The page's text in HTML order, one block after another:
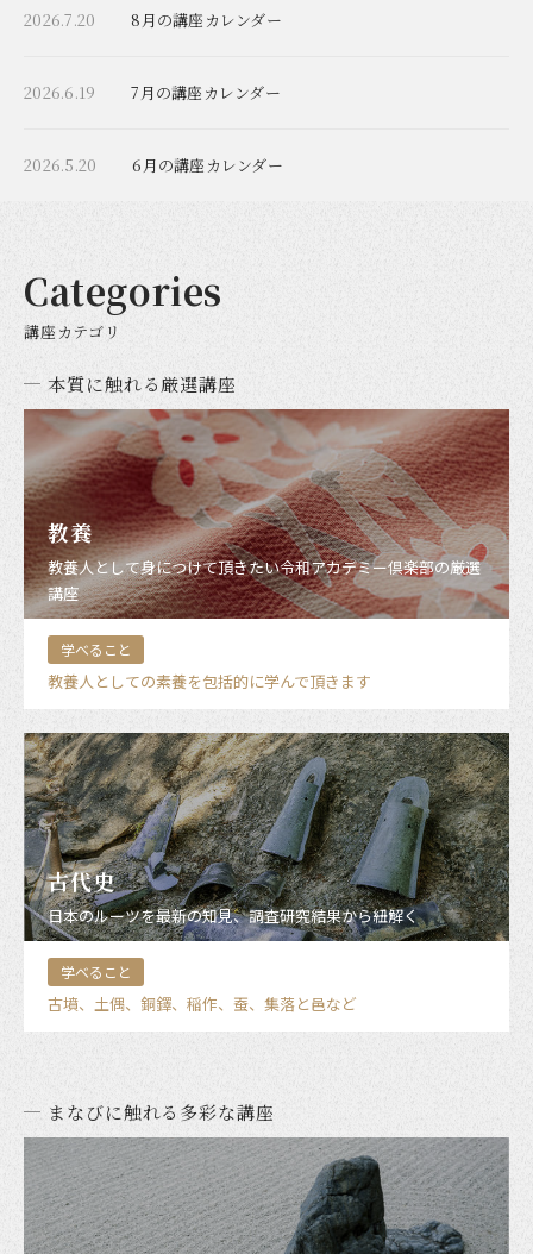
2026.7.20
8月の講座カレンダー
2026.6.19 7月の講座カレンダー
2026.5.20 6月の講座カレンダー
Categories
講座カテゴリ
本質に触れる厳選講座
教養
教養人として身につけて頂きたい令和アカデミー倶楽部の厳選
講座
学べること
教養人としての素養を包括的に学んで頂きます
古代史
日本のルーツを最新の知見、調査研究結果から紐解く
学べること
古墳、土偶、銅鐸、稲作、蚕、集落と邑など
まなびに触れる多彩な講座